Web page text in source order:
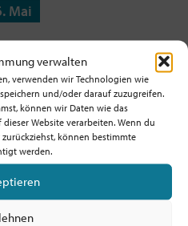
verwalten
verwenden wir Technologien wie
und/oder darauf zuzugreifen.
können wir Daten wie das
Website verarbeiten. Wenn du
können bestimmte
werden.
Mai
Ball bleiben?
Newsletter mit
Events,
Kircheninnovation!